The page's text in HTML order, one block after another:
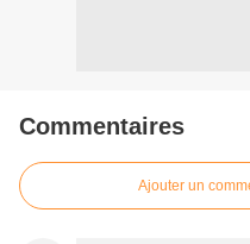
Commentaires
Ajouter un